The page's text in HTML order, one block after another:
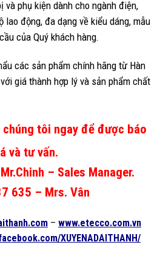
phụ kiện dành cho ngành điện,
lao động, đa dạng về kiểu dáng, mẫu
của Quý khách hàng.
các sản phẩm chính hãng từ Hàn
giá thành hợp lý và sản phẩm chất
chúng tôi ngay để được báo
và tư vấn.
– Sales Manager.
635 – Mrs. Vân
– www.etecco.com.vn
XUYENADAITHANH/